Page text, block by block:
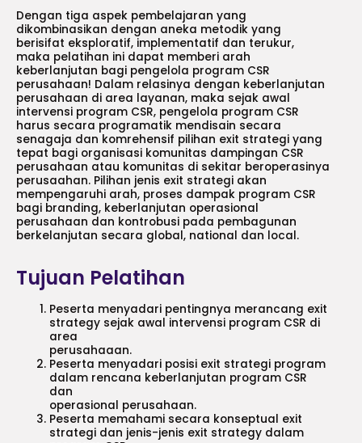
Dengan tiga aspek pembelajaran yang
dikombinasikan dengan aneka metodik yang
berisifat eksploratif, implementatif dan terukur,
maka pelatihan ini dapat memberi arah
keberlanjutan bagi pengelola program CSR
perusahaan! Dalam relasinya dengan keberlanjutan
perusahaan di area layanan, maka sejak awal
intervensi program CSR, pengelola program CSR
harus secara programatik mendisain secara
senagaja dan komrehensif pilihan exit strategi yang
tepat bagi organisasi komunitas dampingan CSR
perusahaan atau komunitas di sekitar beroperasinya
perusaahan. Pilihan jenis exit strategi akan
mempengaruhi arah, proses dampak program CSR
bagi branding, keberlanjutan operasional
perusahaan dan kontrobusi pada pembagunan
berkelanjutan secara global, national dan local.
Tujuan Pelatihan
Peserta menyadari pentingnya merancang exit
strategy sejak awal intervensi program CSR di
area
perusahaaan.
Peserta menyadari posisi exit strategi program
dalam rencana keberlanjutan program CSR
dan
operasional perusahaan.
Peserta memahami secara konseptual exit
strategi dan jenis-jenis exit strategy dalam